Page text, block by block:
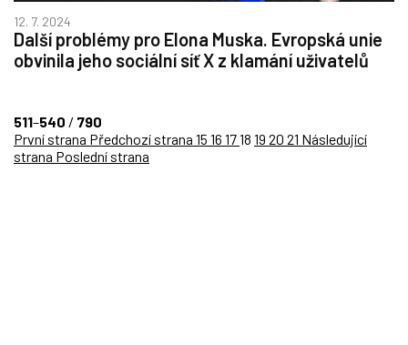
12. 7. 2024
Další problémy pro Elona Muska. Evropská unie
obvinila jeho sociální síť X z klamání uživatelů
511–540 / 790
První strana Předchozí strana 15 16 1718 19 20 21 Následující
strana Poslední strana